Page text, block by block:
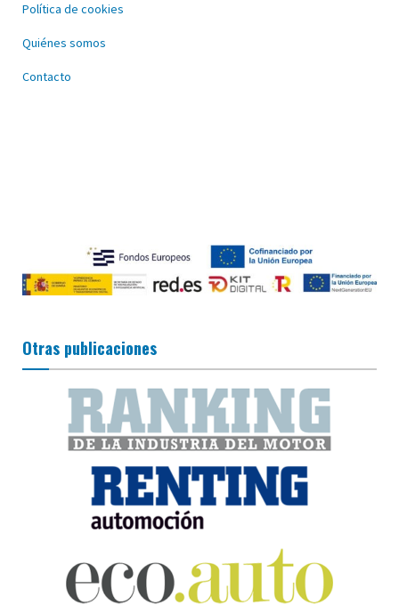
Política de cookies
Quiénes somos
Contacto
Otras publicaciones